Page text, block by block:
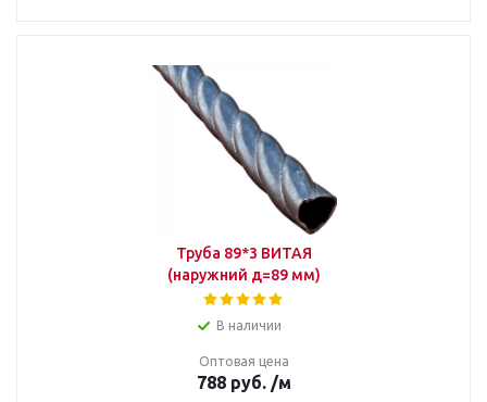
Труба 89*3 ВИТАЯ
(наружний д=89 мм)
В наличии
Оптовая цена
788 руб. /м